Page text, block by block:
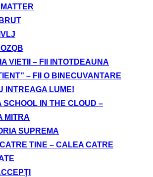
VIETII – FII INTOTDEAUNA
– FII O BINECUVANTARE
INTREAGA LUME!
SCHOOL IN THE CLOUD –
MITRA
SUPREMA
TINE – CALEA CATRE